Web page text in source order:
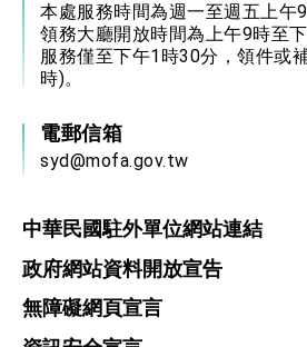
本處服務時間為週一至週五上午
領務大廳開放時間為上午9時至
服務僅至下午1時30分，領件或
時)。
電郵信箱
syd@mofa.gov.tw
中華民國駐外單位網站連結
政府網站資料開放宣告
無障礙網頁宣言